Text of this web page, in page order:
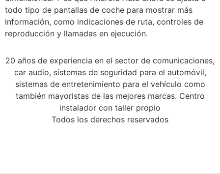
todo tipo de pantallas de coche para mostrar más
información, como indicaciones de ruta, controles de
reproducción y llamadas en ejecución.
20 años de experiencia en el sector de comunicaciones,
car audio, sistemas de seguridad para el automóvil,
sistemas de entretenimiento para el vehículo como
también mayoristas de las mejores marcas. Centro
instalador con taller propio
Todos los derechos reservados